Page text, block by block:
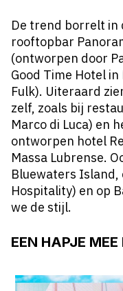
De trend borrelt in
rooftopbar
(ontworpen door
Good Time Hotel
Fulk). Uiteraard
zelf, zoals bij
Marco di Luca) en
ontworpen hotel
Massa Lubrense.
Bluewaters
Hospitality) en op
we de stijl.
EEN HAPJE MEE